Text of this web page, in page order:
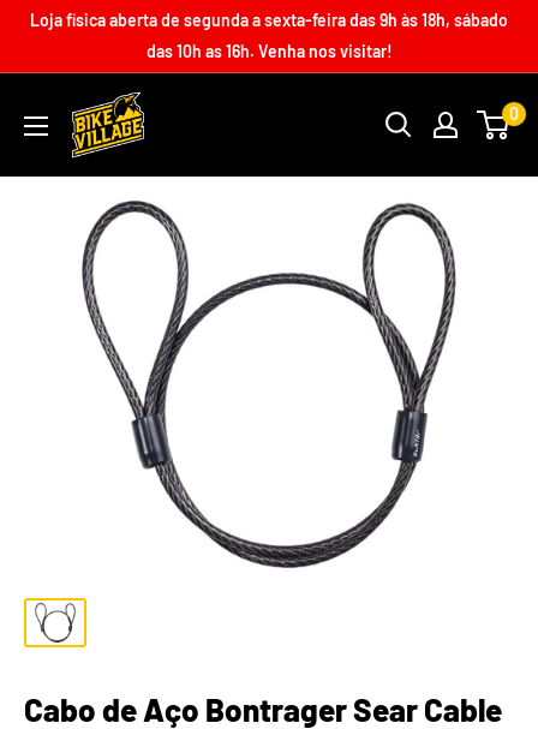
Loja física aberta de segunda a sexta-feira das 9h às 18h, sábado
das 10h as 16h. Venha nos visitar!
0
Cabo de Aço Bontrager Sear Cable